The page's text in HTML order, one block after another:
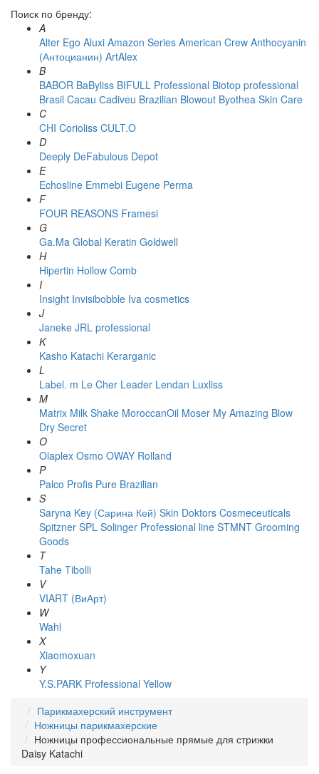
Поиск по бренду:
A
Alter Ego Aluxi Amazon Series American Crew Anthocyanin
(Антоцианин) ArtAlex
B
BABOR BaByliss BIFULL Professional Biotop professional
Brasil Cacau Сadiveu Brazilian Blowout Byothea Skin Care
C
CHI Corioliss CULT.O
D
Deeply DeFabulous Depot
E
Echosline Emmebi Eugene Perma
F
FOUR REASONS Framesi
G
Ga.Ma Global Keratin Goldwell
H
Hipertin Hollow Comb
I
Insight Invisibobble Iva cosmetics
J
Janeke JRL professional
K
Kasho Katachi Kerarganic
L
Label. m Le Cher Leader Lendan Luxliss
M
Matrix Milk Shake MoroccanOil Moser My Amazing Blow
Dry Secret
O
Olaplex Osmo OWAY Rolland
P
Palco Profis Pure Brazilian
S
Saryna Key (Сарина Кей) Skin Doktors Cosmeceuticals
Spitzner SPL Solinger Professional line STMNT Grooming
Goods
T
Tahe Tibolli
V
VIART (ВиАрт)
W
Wahl
X
Xiaomoxuan
Y
Y.S.PARK Professional Yellow
Парикмахерский инструмент
Ножницы парикмахерские
Ножницы профессиональные прямые для стрижки
Daisy Katachi